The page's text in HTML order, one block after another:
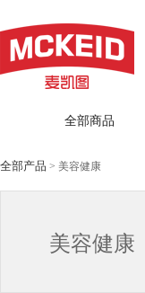
全部商品
全部产品 > 美容健康
美容健康